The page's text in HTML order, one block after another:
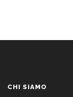
CHI SIAMO